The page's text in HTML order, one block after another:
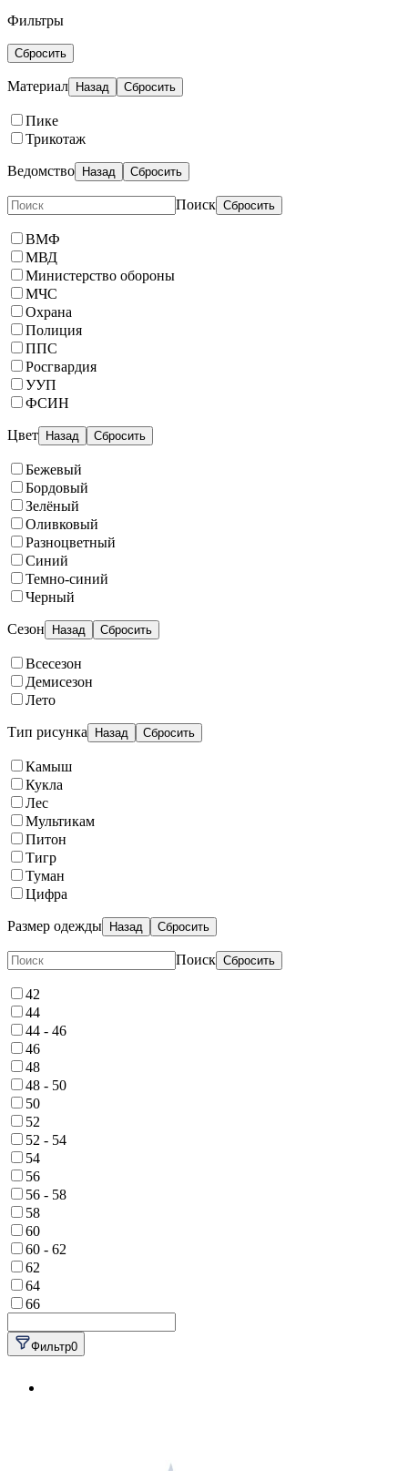
Фильтры
Сбросить
Материал Назад Сбросить
Пике
Трикотаж
Ведомство Назад Сбросить
Поиск Сбросить
ВМФ
МВД
Министерство обороны
МЧС
Охрана
Полиция
ППС
Росгвардия
УУП
ФСИН
Цвет Назад Сбросить
Бежевый
Бордовый
Зелёный
Оливковый
Разноцветный
Синий
Темно-синий
Черный
Сезон Назад Сбросить
Всесезон
Демисезон
Лето
Тип рисунка Назад Сбросить
Камыш
Кукла
Лес
Мультикам
Питон
Тигр
Туман
Цифра
Размер одежды Назад Сбросить
Поиск Сбросить
42
44
44 - 46
46
48
48 - 50
50
52
52 - 54
54
56
56 - 58
58
60
60 - 62
62
64
66
Фильтр0